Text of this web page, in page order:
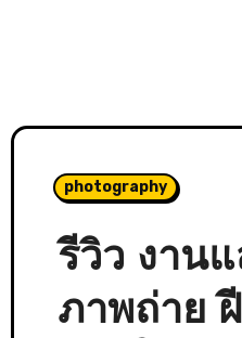
photography
รีวิว งาน
ภาพถ่าย